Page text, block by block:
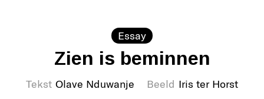
Essay
Zien is beminnen
Tekst Olave Nduwanje Beeld Iris ter Horst